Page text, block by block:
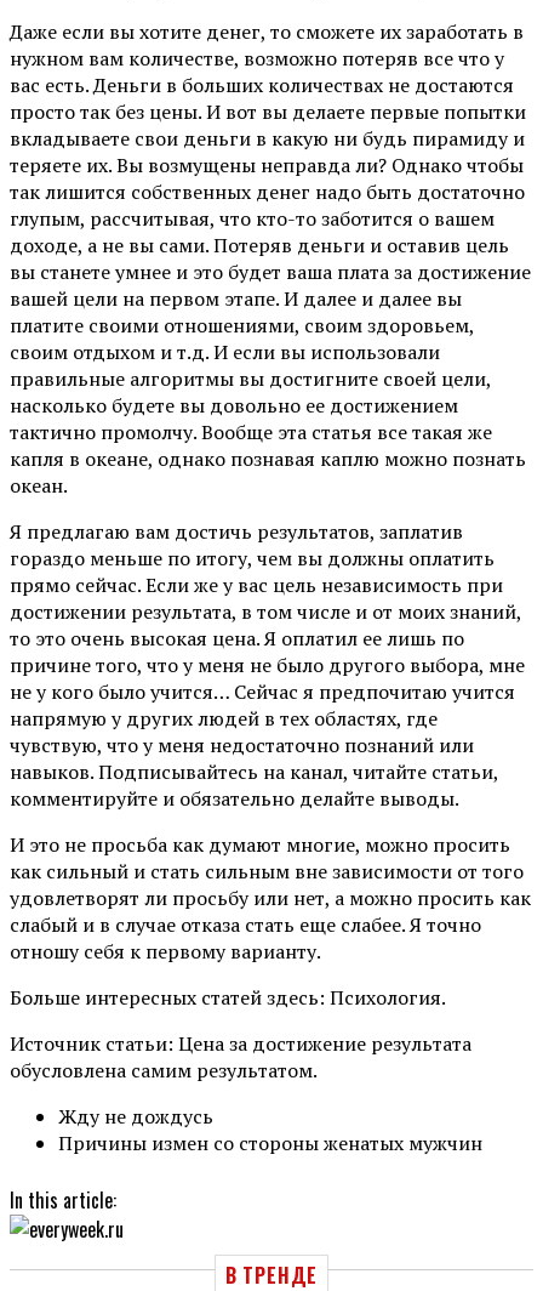
Даже если вы хотите денег, то сможете их заработать в
нужном вам количестве, возможно потеряв все что у
вас есть. Деньги в больших количествах не достаются
просто так без цены. И вот вы делаете первые попытки
вкладываете свои деньги в какую ни будь пирамиду и
теряете их. Вы возмущены неправда ли? Однако чтобы
так лишится собственных денег надо быть достаточно
глупым, рассчитывая, что кто-то заботится о вашем
доходе, а не вы сами. Потеряв деньги и оставив цель
вы станете умнее и это будет ваша плата за достижение
вашей цели на первом этапе. И далее и далее вы
платите своими отношениями, своим здоровьем,
своим отдыхом и т.д. И если вы использовали
правильные алгоритмы вы достигните своей цели,
насколько будете вы довольно ее достижением
тактично промолчу. Вообще эта статья все такая же
капля в океане, однако познавая каплю можно познать
океан.
Я предлагаю вам достичь результатов, заплатив
гораздо меньше по итогу, чем вы должны оплатить
прямо сейчас. Если же у вас цель независимость при
достижении результата, в том числе и от моих знаний,
то это очень высокая цена. Я оплатил ее лишь по
причине того, что у меня не было другого выбора, мне
не у кого было учится… Сейчас я предпочитаю учится
напрямую у других людей в тех областях, где
чувствую, что у меня недостаточно познаний или
навыков. Подписывайтесь на канал, читайте статьи,
комментируйте и обязательно делайте выводы.
И это не просьба как думают многие, можно просить
как сильный и стать сильным вне зависимости от того
удовлетворят ли просьбу или нет, а можно просить как
слабый и в случае отказа стать еще слабее. Я точно
отношу себя к первому варианту.
Больше интересных статей здесь: Психология.
Источник статьи: Цена за достижение результата
обусловлена самим результатом.
Жду не дождусь
Причины измен со стороны женатых мужчин
In this article:
В ТРЕНДЕ